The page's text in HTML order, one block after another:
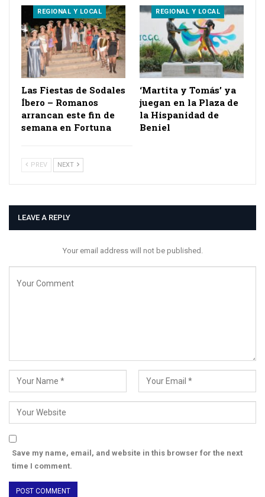
REGIONAL Y LOCAL
Las Fiestas de Sodales
Íbero – Romanos
arrancan este fin de
semana en Fortuna
REGIONAL Y LOCAL
‘Martita y Tomás’ ya
juegan en la Plaza de
la Hispanidad de
Beniel
PREV NEXT
LEAVE A REPLY
Your email address will not be published.
Save my name, email, and website in this browser for the next
time I comment.